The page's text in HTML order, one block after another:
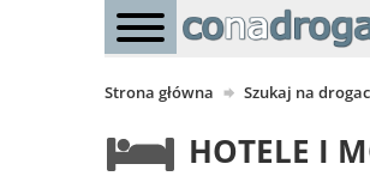
Strona główna Szukaj na
HOTELE I